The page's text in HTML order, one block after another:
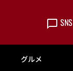
SNS
グルメ